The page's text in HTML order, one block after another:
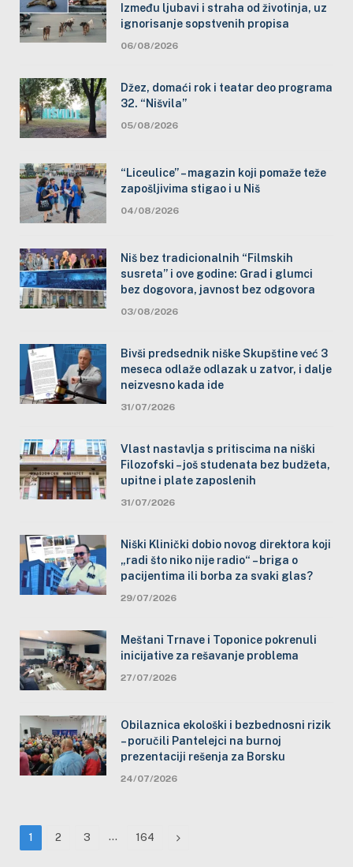
Između ljubavi i straha od životinja, uz
ignorisanje sopstvenih propisa
06/08/2026
Džez, domaći rok i teatar deo programa
32. “Nišvila”
05/08/2026
“Liceulice” – magazin koji pomaže teže
zapošljivima stigao i u Niš
04/08/2026
Niš bez tradicionalnih “Filmskih
susreta” i ove godine: Grad i glumci
bez dogovora, javnost bez odgovora
03/08/2026
Bivši predsednik niške Skupštine već 3
meseca odlaže odlazak u zatvor, i dalje
neizvesno kada ide
31/07/2026
Vlast nastavlja s pritiscima na niški
Filozofski – još studenata bez budžeta,
upitne i plate zaposlenih
31/07/2026
Niški Klinički dobio novog direktora koji
„radi što niko nije radio“ – briga o
pacijentima ili borba za svaki glas?
29/07/2026
Meštani Trnave i Toponice pokrenuli
inicijative za rešavanje problema
27/07/2026
Obilaznica ekološki i bezbednosni rizik
– poručili Pantelejci na burnoj
prezentaciji rešenja za Borsku
24/07/2026
1 2 3 … 164 Next